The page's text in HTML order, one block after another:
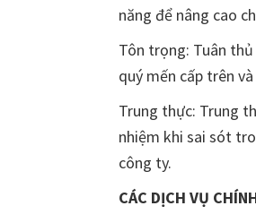
năng để nâng cao
Tôn trọng: Tuân
quý mến cấp trên
Trung thực: Trung
nhiệm khi sai sót
công ty.
CÁC DỊCH VỤ